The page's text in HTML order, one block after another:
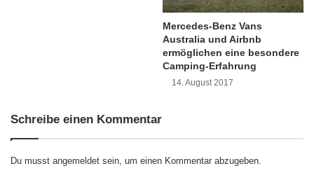
Nokian Tyres
nördlichste Reifenproduzent
Testsieger-Reifen
Mercedes-Benz Vans
Australia und Airbnb
ermöglichen eine besondere
Camping-Erfahrung
14. August 2017
Schreibe einen Kommentar
Du musst angemeldet sein, um einen Kommentar abzugeben.